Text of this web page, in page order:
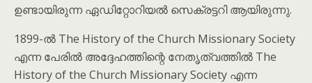
ഉണ്ടായിരുന്ന ഏഡിറ്റോറിയൽ സെക്രട്ടറി ആയിരുന്നു.
1899-ൽ The History of the Church Missionary Society
എന്ന പേരിൽ അദ്ദേഹത്തിന്റെ നേതൃത്വത്തിൽ The
History of the Church Missionary Society എന്ന